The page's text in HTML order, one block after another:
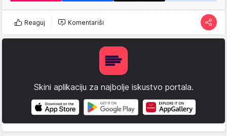
Reaguj Komentariši
Skini aplikaciju za najbolje iskustvo portala.